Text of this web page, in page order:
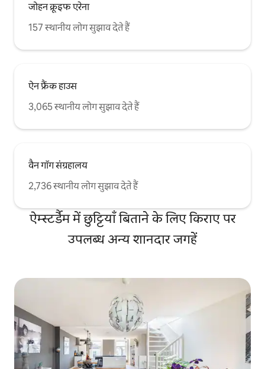
जोहन क्रूइफ एरेना
157 स्थानीय लोग सुझाव देते हैं
ऐन फ्रैंक हाउस
3,065 स्थानीय लोग सुझाव देते हैं
वैन गॉग संग्रहालय
2,736 स्थानीय लोग सुझाव देते हैं
ऐम्स्टर्डैम में छुट्टियाँ बिताने के लिए किराए पर
उपलब्ध अन्य शानदार जगहें